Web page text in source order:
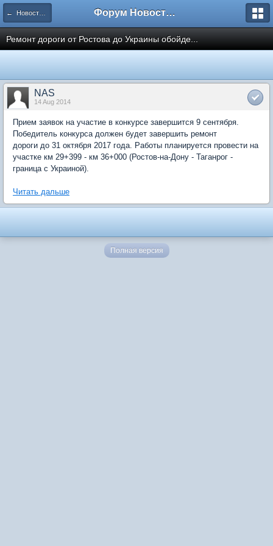
← Новости рынка недвижимости Форум Новостройки
Ремонт дороги от Ростова до Украины обойде...
NAS
14 Aug 2014
Прием заявок на участие в конкурсе завершится 9 сентября.
Победитель конкурса должен будет завершить ремонт
дороги до 31 октября 2017 года. Работы планируется провести на
участке км 29+399 - км 36+000 (Ростов-на-Дону - Таганрог -
граница с Украиной).
Читать дальше
Полная версия